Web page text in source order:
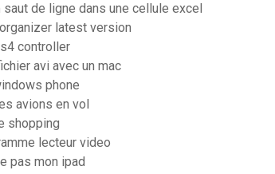
saut de ligne dans une cellule excel
latest version
controller
avi avec un mac
phone
avions en vol
shopping
lecteur video
pas mon ipad